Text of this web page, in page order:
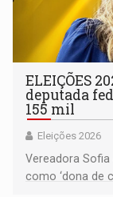
ELEIÇÕES
deputada
155 mil
Eleições 2026
Vereadora
como ‘dona de